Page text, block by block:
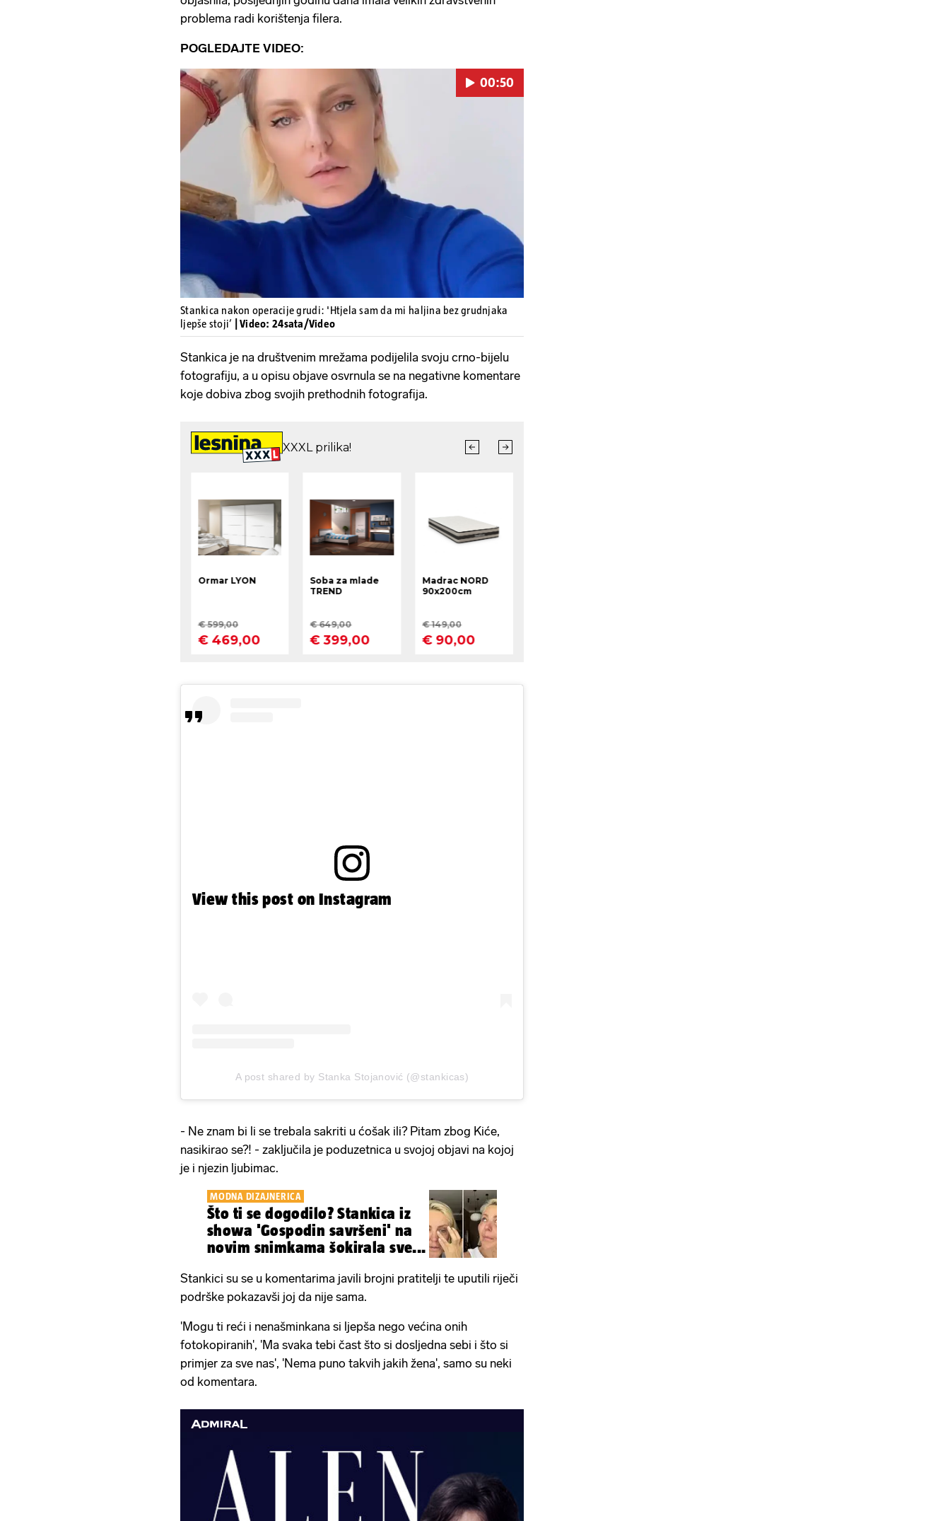
problema radi korištenja filera.
POGLEDAJTE VIDEO:
Pokretanje videa...
00:50
Stankica nakon operacije grudi: 'Htjela sam da mi haljina bez grudnjaka
ljepše stoji’
| Video: 24sata/Video
Stankica je na društvenim mrežama podijelila svoju crno-bijelu
fotografiju, a u opisu objave osvrnula se na negativne komentare
koje dobiva zbog svojih prethodnih fotografija.
View this post on Instagram
A post shared by Stanka Stojanović (@stankicas)
- Ne znam bi li se trebala sakriti u ćošak ili? Pitam zbog Kiće,
nasikirao se?! - zaključila je poduzetnica u svojoj objavi na kojoj
je i njezin ljubimac.
MODNA DIZAJNERICA
Što ti se dogodilo? Stankica iz
showa 'Gospodin savršeni' na
novim snimkama šokirala sve...
Stankici su se u komentarima javili brojni pratitelji te uputili riječi
podrške pokazavši joj da nije sama.
'Mogu ti reći i nenašminkana si ljepša nego većina onih
fotokopiranih', 'Ma svaka tebi čast što si dosljedna sebi i što si
primjer za sve nas', 'Nema puno takvih jakih žena', samo su neki
od komentara.